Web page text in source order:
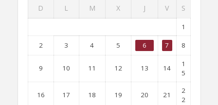
D L M X J V S
1
2 3 4 5 6 7 8
9 10 11 12 13 14
1
5
16 17 18 19 20 21
2
2